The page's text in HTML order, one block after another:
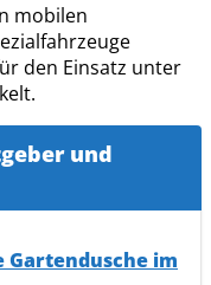
mobilen
den Einsatz unter
und
im